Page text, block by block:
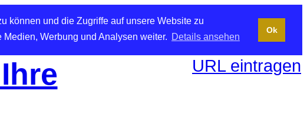
können und die Zugriffe auf unsere Website zu
Werbung und Analysen weiter. Details ansehen
Ok
URL eintragen